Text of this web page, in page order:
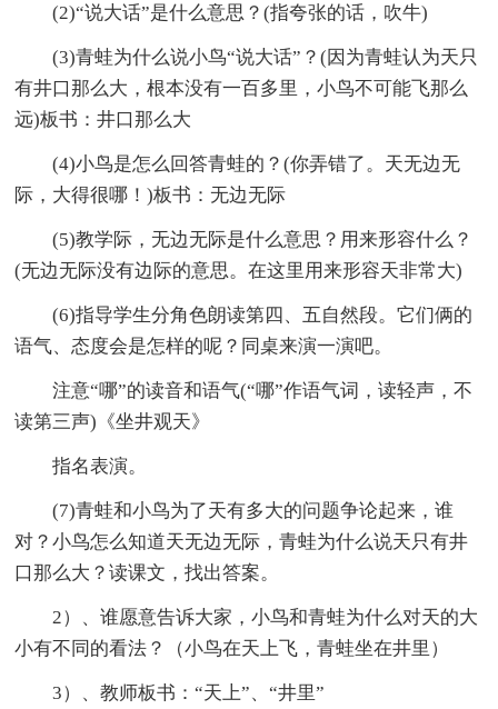
(2)“说大话”是什么意思？(指夸张的话，吹牛)
(3)青蛙为什么说小鸟“说大话”？(因为青蛙认为天只
有井口那么大，根本没有一百多里，小鸟不可能飞那么
远)板书：井口那么大
(4)小鸟是怎么回答青蛙的？(你弄错了。天无边无
际，大得很哪！)板书：无边无际
(5)教学际，无边无际是什么意思？用来形容什么？
(无边无际没有边际的意思。在这里用来形容天非常大)
(6)指导学生分角色朗读第四、五自然段。它们俩的
语气、态度会是怎样的呢？同桌来演一演吧。
注意“哪”的读音和语气(“哪”作语气词，读轻声，不
读第三声)《坐井观天》
指名表演。
(7)青蛙和小鸟为了天有多大的问题争论起来，谁
对？小鸟怎么知道天无边无际，青蛙为什么说天只有井
口那么大？读课文，找出答案。
2）、谁愿意告诉大家，小鸟和青蛙为什么对天的大
小有不同的看法？（小鸟在天上飞，青蛙坐在井里）
3）、教师板书：“天上”、“井里”